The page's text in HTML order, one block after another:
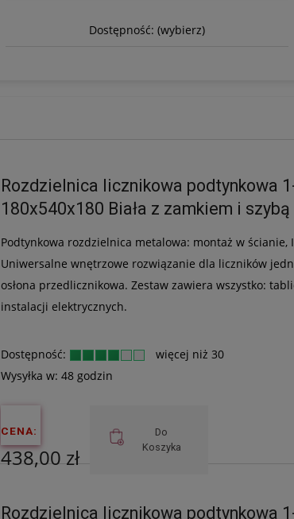
Dostępność: (wybierz)
Rozdzielnica licznikowa podtynkowa
180x540x180 Biała z zamkiem i szybą
Podtynkowa rozdzielnica metalowa: montaż w
Uniwersalne wnętrzowe rozwiązanie dla liczników
osłona przedlicznikowa. Zestaw zawiera wszystko:
instalacji elektrycznych.
Dostępność:
więcej niż 30
Wysyłka w: 48 godzin
CENA:
438,00 zł
Do
Koszyka
Rozdzielnica licznikowa podtynkowa